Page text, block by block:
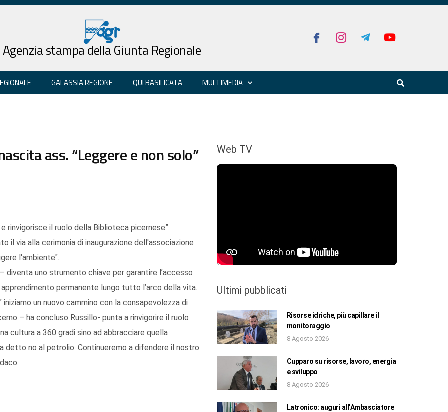
Agenzia stampa della Giunta Regionale
GALASSIA REGIONE QUI BASILICATA MULTIMEDIA
ass. “Leggere e non solo”
rinvigorisce il ruolo della Biblioteca picernese”.
il via alla cerimonia di inaugurazione dell'associazione
l'ambiente".
diventa uno strumento chiave per garantire l’accesso
permanente lungo tutto l’arco della vita.
iniziamo un nuovo cammino con la consapevolezza di
– ha concluso Russillo- punta a rinvigorire il ruolo
cultura a 360 gradi sino ad abbracciare quella
detto no al petrolio. Continueremo a difendere il nostro
Web TV
Ultimi pubblicati
Risorse idriche, più capillare il
monitoraggio
8 Agosto 2026
Cupparo su risorse, lavoro, energia
e sviluppo
8 Agosto 2026
Latronico: auguri all’Ambasciatore